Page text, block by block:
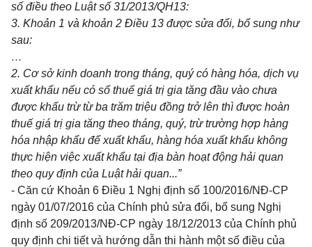
số điều theo Luật số 31/2013/QH13:
3. Khoản 1 và khoản 2 Điều 13 được sửa đổi, bổ sung như
sau:
…
2. Cơ sở kinh doanh trong tháng, quý có hàng hóa, dịch vụ
xuất khẩu nếu có số thuế giá trị gia tăng đầu vào chưa
được khấu trừ từ ba trăm triệu đồng trởlên thì được hoàn
thuế giá trị gia tăng theo tháng, quý, trừ trường hợp hàng
hóa nhập khẩu để xuất khẩu, hàng hóa xuất khẩu không
thực hiện việc xuất khẩu tại địa bàn hoạt động hải quan
theo quy định của Luật hải quan...”
- Căn cứ Khoản 6 Điều 1 Nghị định số 100/2016/NĐ-CP
ngày 01/07/2016 của Chính phủ sửa đổi, bổ sung Nghị
định số 209/2013/NĐ-CP ngày 18/12/2013 của Chính phủ
quy định chi tiết và hướng dẫn thi hành một số điều của